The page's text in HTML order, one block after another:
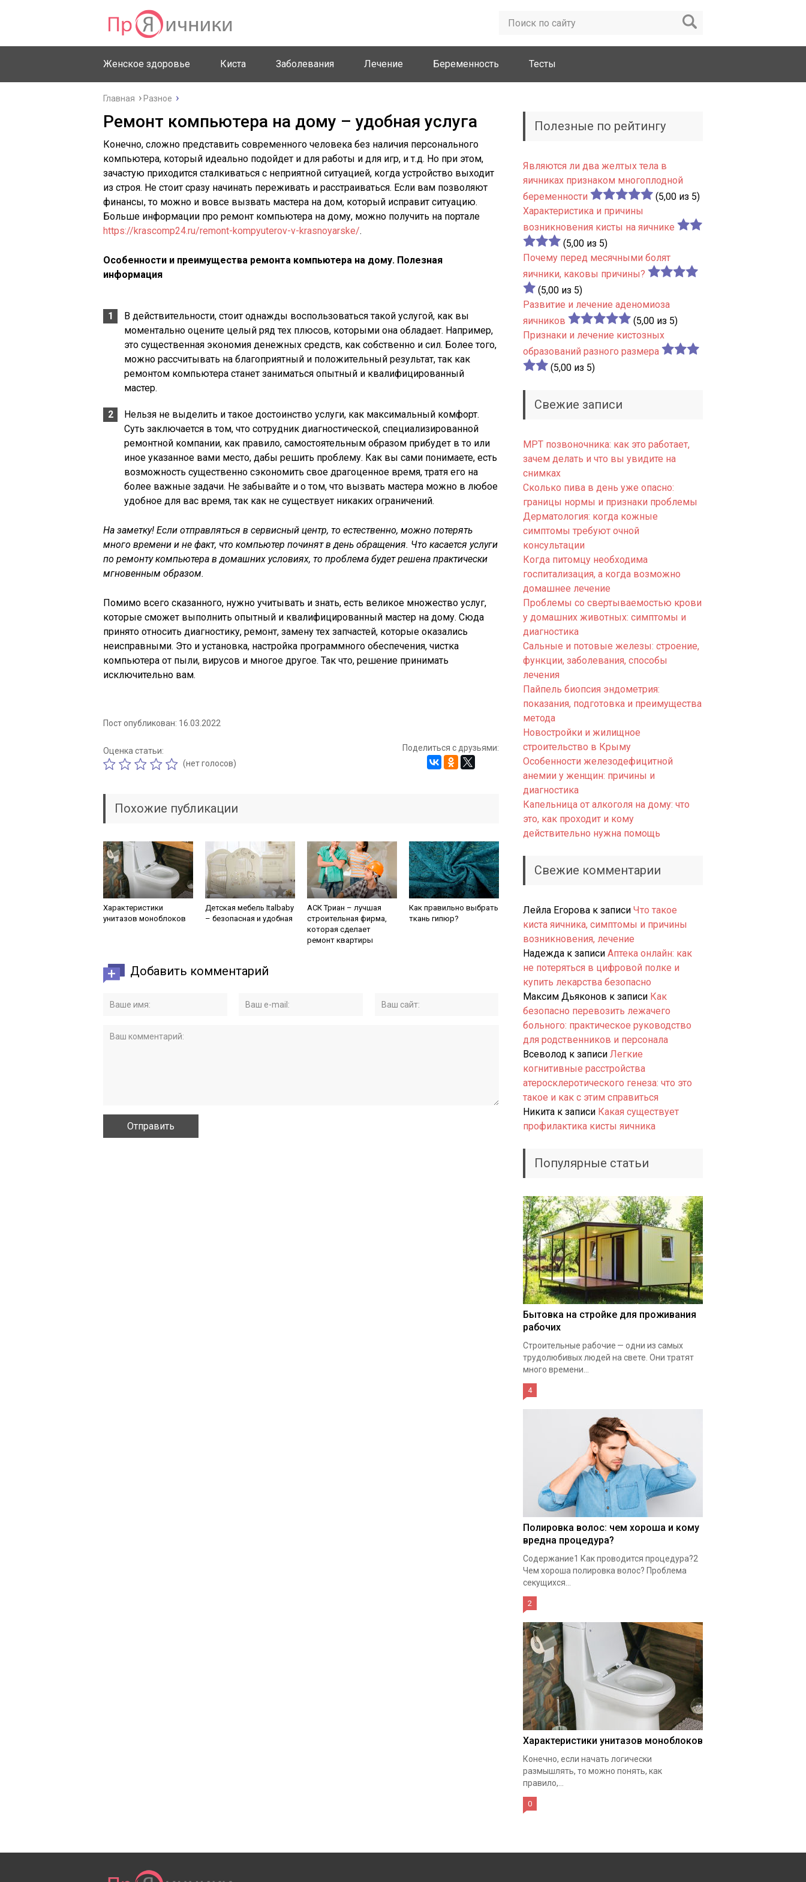
Женское здоровье Киста Заболевания Лечение Беременность Тесты
Главная Разное
Ремонт компьютера на дому – удобная услуга
Конечно, сложно представить современного человека без наличия персонального
компьютера, который идеально подойдет и для работы и для игр, и т.д. Но при этом,
зачастую приходится сталкиваться с неприятной ситуацией, когда устройство выходит
из строя. Не стоит сразу начинать переживать и расстраиваться. Если вам позволяют
финансы, то можно и вовсе вызвать мастера на дом, который исправит ситуацию.
Больше информации про ремонт компьютера на дому, можно получить на портале
https://krascomp24.ru/remont-kompyuterov-v-krasnoyarske/.
Особенности и преимущества ремонта компьютера на дому. Полезная
информация
В действительности, стоит однажды воспользоваться такой услугой, как вы
моментально оцените целый ряд тех плюсов, которыми она обладает. Например,
это существенная экономия денежных средств, как собственно и сил. Более того,
можно рассчитывать на благоприятный и положительный результат, так как
ремонтом компьютера станет заниматься опытный и квалифицированный
мастер.
Нельзя не выделить и такое достоинство услуги, как максимальный комфорт.
Суть заключается в том, что сотрудник диагностической, специализированной
ремонтной компании, как правило, самостоятельным образом прибудет в то или
иное указанное вами место, дабы решить проблему. Как вы сами понимаете, есть
возможность существенно сэкономить свое драгоценное время, тратя его на
более важные задачи. Не забывайте и о том, что вызвать мастера можно в любое
удобное для вас время, так как не существует никаких ограничений.
На заметку! Если отправляться в сервисный центр, то естественно, можно потерять
много времени и не факт, что компьютер починят в день обращения. Что касается услуги
по ремонту компьютера в домашних условиях, то проблема будет решена практически
мгновенным образом.
Помимо всего сказанного, нужно учитывать и знать, есть великое множество услуг,
которые сможет выполнить опытный и квалифицированный мастер на дому. Сюда
принято относить диагностику, ремонт, замену тех запчастей, которые оказались
неисправными. Это и установка, настройка программного обеспечения, чистка
компьютера от пыли, вирусов и многое другое. Так что, решение принимать
исключительно вам.
Пост опубликован: 16.03.2022
Оценка статьи:
(нет голосов)
Поделиться с друзьями:
Похожие публикации
Характеристики
унитазов моноблоков
Детская мебель Italbaby
– безопасная и удобная
АСК Триан – лучшая
строительная фирма,
которая сделает
ремонт квартиры
Как правильно выбрать
ткань гипюр?
Добавить комментарий
Полезные по рейтингу
Являются ли два желтых тела в
яичниках признаком многоплодной
беременности
(5,00 из 5)
Характеристика и причины
возникновения кисты на яичнике
(5,00 из 5)
Почему перед месячными болят
яичники, каковы причины?
(5,00 из 5)
Развитие и лечение аденомиоза
яичников
(5,00 из 5)
Признаки и лечение кистозных
образований разного размера
(5,00 из 5)
Свежие записи
МРТ позвоночника: как это работает,
зачем делать и что вы увидите на
снимках
Сколько пива в день уже опасно:
границы нормы и признаки проблемы
Дерматология: когда кожные
симптомы требуют очной
консультации
Когда питомцу необходима
госпитализация, а когда возможно
домашнее лечение
Проблемы со свертываемостью крови
у домашних животных: симптомы и
диагностика
Сальные и потовые железы: строение,
функции, заболевания, способы
лечения
Пайпель биопсия эндометрия:
показания, подготовка и преимущества
метода
Новостройки и жилищное
строительство в Крыму
Особенности железодефицитной
анемии у женщин: причины и
диагностика
Капельница от алкоголя на дому: что
это, как проходит и кому
действительно нужна помощь
Свежие комментарии
Лейла Егорова к записи Что такое
киста яичника, симптомы и причины
возникновения, лечение
Надежда к записи Аптека онлайн: как
не потеряться в цифровой полке и
купить лекарства безопасно
Максим Дьяконов к записи Как
безопасно перевозить лежачего
больного: практическое руководство
для родственников и персонала
Всеволод к записи Легкие
когнитивные расстройства
атеросклеротического генеза: что это
такое и как с этим справиться
Никита к записи Какая существует
профилактика кисты яичника
Популярные статьи
Бытовка на стройке для проживания
рабочих
Строительные рабочие — одни из самых
трудолюбивых людей на свете. Они тратят
много времени...
4
Полировка волос: чем хороша и кому
вредна процедура?
Содержание1 Как проводится процедура?2
Чем хороша полировка волос? Проблема
секущихся...
2
Характеристики унитазов моноблоков
Конечно, если начать логически
размышлять, то можно понять, как
правило,...
0